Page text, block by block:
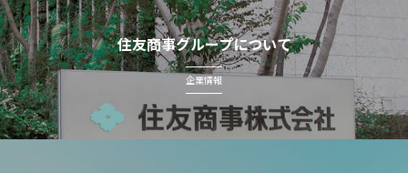
住友商事グループについて
企業情報